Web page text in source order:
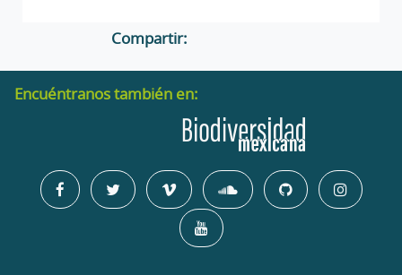
Compartir:
Encuéntranos también en: